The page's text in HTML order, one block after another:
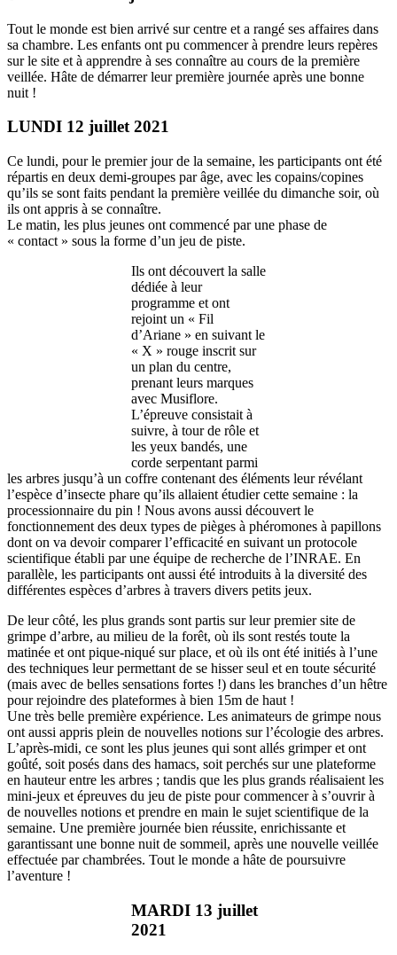
Tout le monde est bien arrivé sur centre et a rangé ses affaires dans
sa chambre. Les enfants ont pu commencer à prendre leurs repères
sur le site et à apprendre à ses connaître au cours de la première
veillée. Hâte de démarrer leur première journée après une bonne
nuit !
LUNDI 12 juillet 2021
Ce lundi, pour le premier jour de la semaine, les participants ont été
répartis en deux demi-groupes par âge, avec les copains/copines
qu’ils se sont faits pendant la première veillée du dimanche soir, où
ils ont appris à se connaître.
Le matin, les plus jeunes ont commencé par une phase de
« contact » sous la forme d’un jeu de piste.
Ils ont découvert la salle
dédiée à leur
programme et ont
rejoint un « Fil
d’Ariane » en suivant le
« X » rouge inscrit sur
un plan du centre,
prenant leurs marques
avec Musiflore.
L’épreuve consistait à
suivre, à tour de rôle et
les yeux bandés, une
corde serpentant parmi
les arbres jusqu’à un coffre contenant des éléments leur révélant
l’espèce d’insecte phare qu’ils allaient étudier cette semaine : la
processionnaire du pin ! Nous avons aussi découvert le
fonctionnement des deux types de pièges à phéromones à papillons
dont on va devoir comparer l’efficacité en suivant un protocole
scientifique établi par une équipe de recherche de l’INRAE. En
parallèle, les participants ont aussi été introduits à la diversité des
différentes espèces d’arbres à travers divers petits jeux.
De leur côté, les plus grands sont partis sur leur premier site de
grimpe d’arbre, au milieu de la forêt, où ils sont restés toute la
matinée et ont pique-niqué sur place, et où ils ont été initiés à l’une
des techniques leur permettant de se hisser seul et en toute sécurité
(mais avec de belles sensations fortes !) dans les branches d’un hêtre
pour rejoindre des plateformes à bien 15m de haut !
Une très belle première expérience. Les animateurs de grimpe nous
ont aussi appris plein de nouvelles notions sur l’écologie des arbres.
L’après-midi, ce sont les plus jeunes qui sont allés grimper et ont
goûté, soit posés dans des hamacs, soit perchés sur une plateforme
en hauteur entre les arbres ; tandis que les plus grands réalisaient les
mini-jeux et épreuves du jeu de piste pour commencer à s’ouvrir à
de nouvelles notions et prendre en main le sujet scientifique de la
semaine. Une première journée bien réussite, enrichissante et
garantissant une bonne nuit de sommeil, après une nouvelle veillée
effectuée par chambrées. Tout le monde a hâte de poursuivre
l’aventure !
MARDI 13 juillet
2021